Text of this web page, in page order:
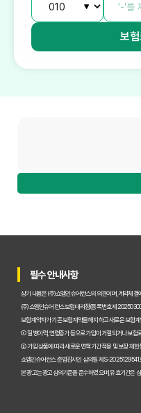
보
필수 안내사항
상기 내용은 (주)쇼엠인슈어런스의 의견이며, 계약체
(주)쇼엠인슈어런스 보험대리점(등록번호 제
보험계약자가 기존 보험계약을 해지하고 새로운 보험
① 질병이력, 연령증가 등으로 가입이 거절되거나 보험
② 가입 상품에 따라 새로운 면책기간 적용 및 보장 제한
쇼엠인슈어런스 준법감시인 심의필 제S-
본 광고는 광고심의기준을 준수하였으며, 유효기간은